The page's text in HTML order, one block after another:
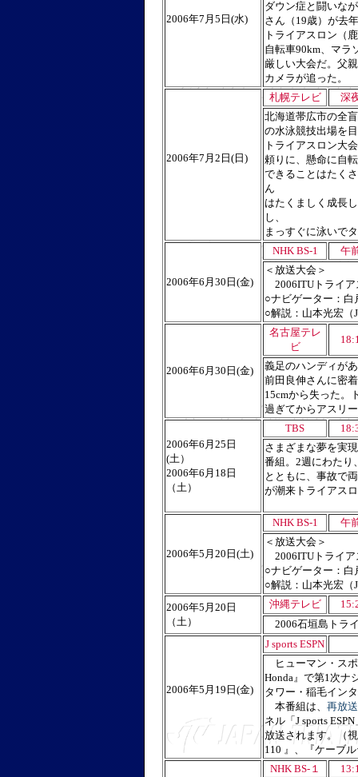
2006年7月5日(水)
ダウン症と闘いな
さん（19歳）が去
トライアスロン（
自転車90km、マラ
厳しい大会だ。父
カメラが追った。
2006年7月2日(日)
札幌テレビ
深
北海道帯広市の全
の水泳競技出場を
トライアスロン大
頼りに、懸命に自
できることはたく
ん
はたくましく成長
し、
まっすぐに泳いで
2006年6月30日(金)
NHK BS-1
午
＜放送大会＞
2006ITUトライア
○ナビゲーター：白
○解説：山本光宏（
2006年6月30日(金)
名古屋テレ
ビ
義足のハンディが
前田良伸さんに密
15cmから失った。
過ぎてからアスリ
2006年6月25日
(土）
2006年6月18日
（土）
TBS
さまざまな夢を実
番組。2週にわたり
とともに、事故で
が潮来トラ イアス
2006年5月20日(土)
NHK BS-1
午
＜放送大会＞
2006ITUトライア
○ナビゲーター：白
○解説：山本光宏（
2006年5月20日
（土）
沖縄テレビ
2006石垣島トラ
2006年5月19日(金)
J sports ESPN
ヒューマン・ス
Honda』で第1次ナ
タワー・稲毛イン
本番組は、 再放
ネル「J sports
放送されます。（
110 』、『ケーブ
NHK BS-１